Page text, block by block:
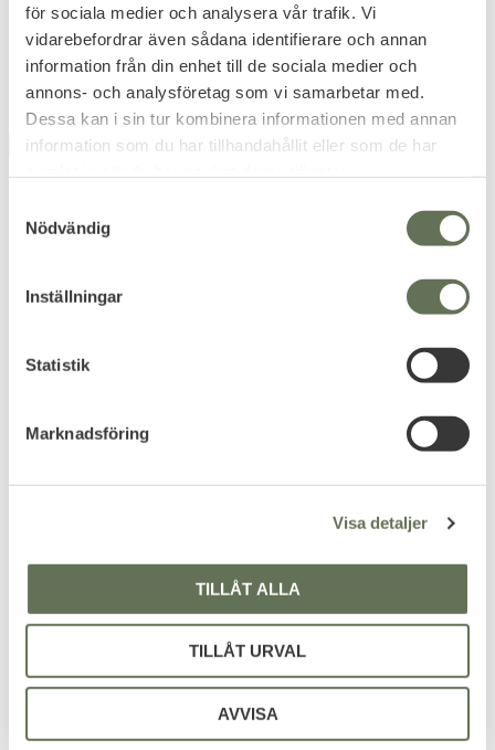
för sociala medier och analysera vår trafik. Vi
vidarebefordrar även sådana identifierare och annan
information från din enhet till de sociala medier och
annons- och analysföretag som vi samarbetar med.
Dessa kan i sin tur kombinera informationen med annan
information som du har tillhandahållit eller som de har
Nödvändig
Inställningar
Statistik
Marknadsföring
Visa detaljer
TILLÅT ALLA
TILLÅT URVAL
AVVISA
319 KR 79KR
Operational Camo
239KR
NYHET
Big Foot MK Hjälm – Svart
NYHET